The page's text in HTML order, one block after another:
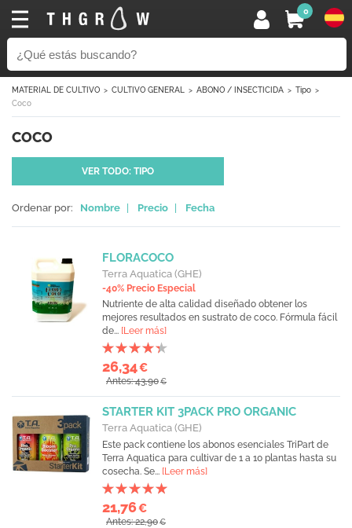
0
MATERIAL DE CULTIVO CULTIVO GENERAL ABONO / INSECTICIDA
Tipo
Coco
COCO
VER TODO: TIPO
Ordenar por: Nombre Precio Fecha
FLORACOCO
Terra Aquatica (GHE)
-40% Precio Especial
Nutriente de alta calidad diseñado obtener los
mejores resultados en sustrato de coco. Fórmula fácil
de... [Leer más]
26,34€
Antes: 43,90€
STARTER KIT 3PACK PRO ORGANIC
Terra Aquatica (GHE)
Este pack contiene los abonos esenciales TriPart de
Terra Aquatica para cultivar de 1 a 10 plantas hasta su
cosecha. Se... [Leer más]
21,76€
Antes: 22,90€